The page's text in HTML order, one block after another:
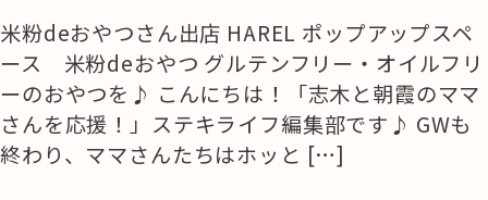
米粉deおやつさん出店 HAREL ポップアップスペ
ース 米粉deおやつ グルテンフリー・オイルフリ
ーのおやつを♪ こんにちは！「志木と朝霞のママ
さんを応援！」ステキライフ編集部です♪ GWも
終わり、ママさんたちはホッと […]